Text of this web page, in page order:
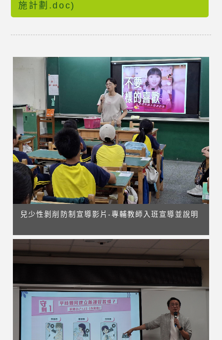
施計劃.doc)
兒少性剝削防制宣導影片-專輔教師入班宣導並說明